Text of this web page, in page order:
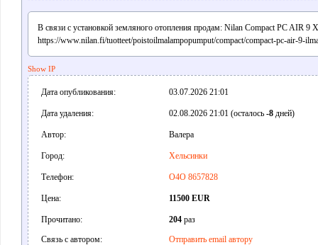
В связи с установкой земляного отопления продам: Nilan Compact PC AIR 9
https://www.nilan.fi/tuotteet/poistoilmalampopumput/compact/compact-pc-air-9-
Show IP
Дата опубликования: 03.07.2026 21:01
Дата удаления: 02.08.2026 21:01 (осталось -8дней)
Автор: Валера
Город: Хельсинки
Телефон: O4O 8657828
Цена: 11500 EUR
Прочитано: 204раз
Связь с автором:
Отправить email автору